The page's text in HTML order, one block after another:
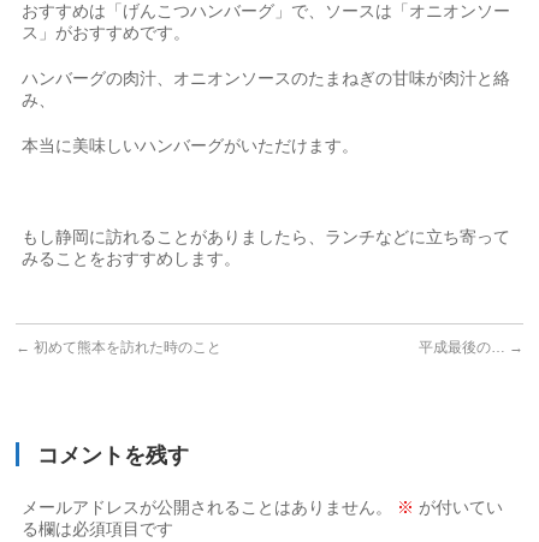
おすすめは「げんこつハンバーグ」で、ソースは「オニオンソー
ス」がおすすめです。
ハンバーグの肉汁、オニオンソースのたまねぎの甘味が肉汁と絡
み、
本当に美味しいハンバーグがいただけます。
もし静岡に訪れることがありましたら、ランチなどに立ち寄って
みることをおすすめします。
← 初めて熊本を訪れた時のこと 平成最後の… →
コメントを残す
メールアドレスが公開されることはありません。 ※ が付いてい
る欄は必須項目です